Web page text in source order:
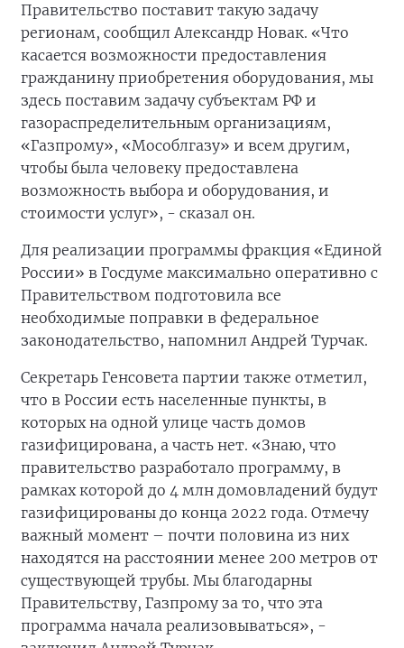
Правительство поставит такую задачу
регионам, сообщил Александр Новак. «Что
касается возможности предоставления
гражданину приобретения оборудования, мы
здесь поставим задачу субъектам РФ и
газораспределительным организациям,
«Газпрому», «Мособлгазу» и всем другим,
чтобы была человеку предоставлена
возможность выбора и оборудования, и
стоимости услуг», - сказал он.
Для реализации программы фракция «Единой
России» в Госдуме максимально оперативно с
Правительством подготовила все
необходимые поправки в федеральное
законодательство, напомнил Андрей Турчак.
Секретарь Генсовета партии также отметил,
что в России есть населенные пункты, в
которых на одной улице часть домов
газифицирована, а часть нет. «Знаю, что
правительство разработало программу, в
рамках которой до 4 млн домовладений будут
газифицированы до конца 2022 года. Отмечу
важный момент – почти половина из них
находятся на расстоянии менее 200 метров от
существующей трубы. Мы благодарны
Правительству, Газпрому за то, что эта
программа начала реализовываться», -